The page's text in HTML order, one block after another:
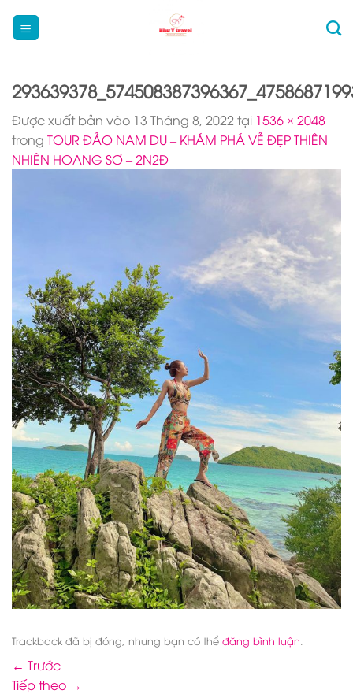
qua
Được xuất bản vào 13 Tháng 8, 2022 tại 1536 × 2048
trong TOUR ĐẢO NAM DU – KHÁM PHÁ VẺ ĐẸP THIÊN
NHIÊN HOANG SƠ – 2N2Đ
Trackback đã bị đóng, nhưng bạn có thể đăng bình luận.
← Trước
Tiếp theo →